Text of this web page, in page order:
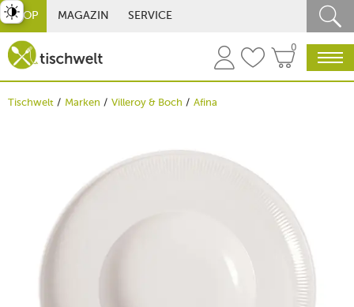
SHOP MAGAZIN SERVICE
0
Tischwelt Marken Villeroy & Boch Afina
umschalten